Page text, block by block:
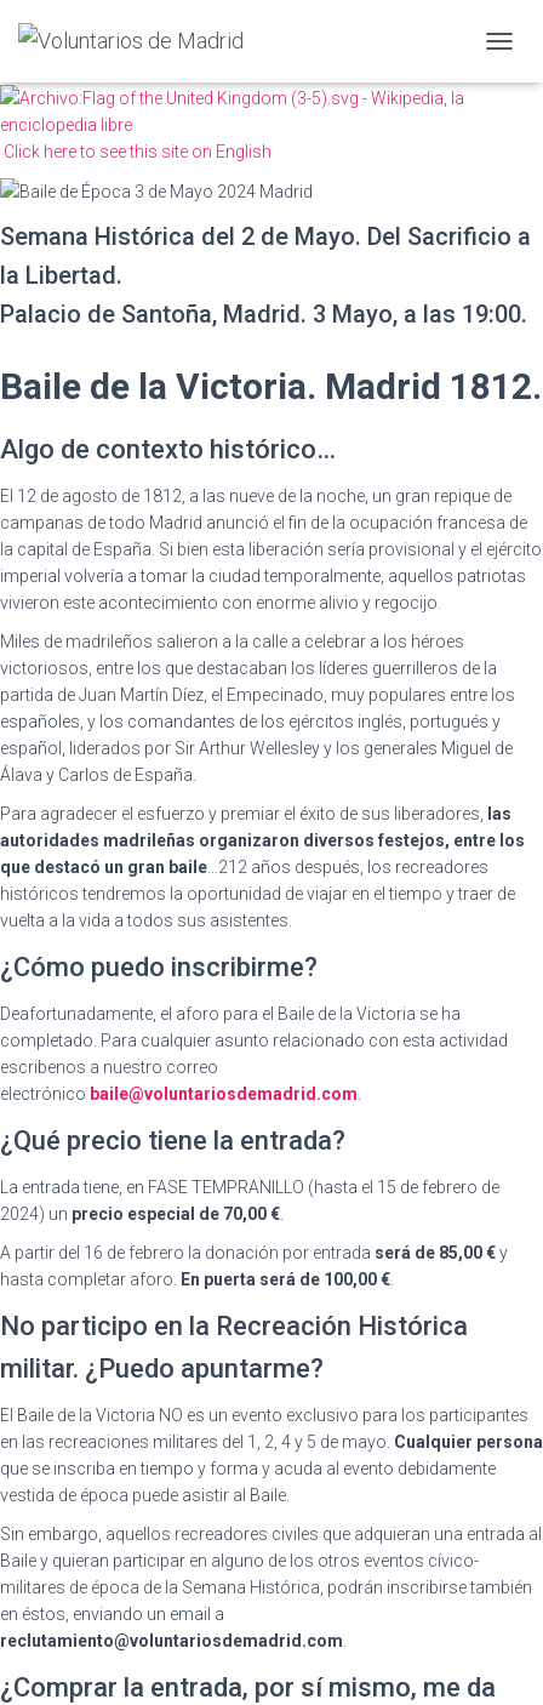
Click here to see this site on English
Semana Histórica del 2 de Mayo. Del Sacrificio a
la Libertad.
Palacio de Santoña, Madrid. 3 Mayo, a las 19:00.
Baile de la Victoria. Madrid 1812.
Algo de contexto histórico…
El 12 de agosto de 1812, a las nueve de la noche, un gran repique de
campanas de todo Madrid anunció el fin de la ocupación francesa de
la capital de España. Si bien esta liberación sería provisional y el ejército
imperial volvería a tomar la ciudad temporalmente, aquellos patriotas
vivieron este acontecimiento con enorme alivio y regocijo.
Miles de madrileños salieron a la calle a celebrar a los héroes
victoriosos, entre los que destacaban los líderes guerrilleros de la
partida de Juan Martín Díez, el Empecinado, muy populares entre los
españoles, y los comandantes de los ejércitos inglés, portugués y
español, liderados por Sir Arthur Wellesley y los generales Miguel de
Álava y Carlos de España.
Para agradecer el esfuerzo y premiar el éxito de sus liberadores, las
autoridades madrileñas organizaron diversos festejos, entre los
que destacó un gran baile…212 años después, los recreadores
históricos tendremos la oportunidad de viajar en el tiempo y traer de
vuelta a la vida a todos sus asistentes.
¿Cómo puedo inscribirme?
Deafortunadamente, el aforo para el Baile de la Victoria se ha
completado. Para cualquier asunto relacionado con esta actividad
escribenos a nuestro correo
electrónico baile@voluntariosdemadrid.com.
¿Qué precio tiene la entrada?
La entrada tiene, en FASE TEMPRANILLO (hasta el 15 de febrero de
2024) un precio especial de 70,00 €.
A partir del 16 de febrero la donación por entrada será de 85,00 €y
hasta completar aforo. En puerta será de 100,00 €.
No participo en la Recreación Histórica
militar. ¿Puedo apuntarme?
El Baile de la Victoria NO es un evento exclusivo para los participantes
en las recreaciones militares del 1, 2, 4 y 5 de mayo. Cualquier persona
que se inscriba en tiempo y forma y acuda al evento debidamente
vestida de época puede asistir al Baile.
Sin embargo, aquellos recreadores civiles que adquieran una entrada al
Baile y quieran participar en alguno de los otros eventos cívico-
militares de época de la Semana Histórica, podrán inscribirse también
en éstos, enviando un email a
reclutamiento@voluntariosdemadrid.com.
¿Comprar la entrada, por sí mismo, me da